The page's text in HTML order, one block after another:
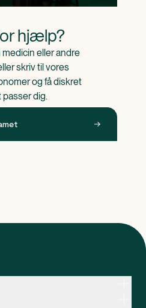
hjælp?
medicin eller andre
skriv til vores
og få diskret
passer dig.